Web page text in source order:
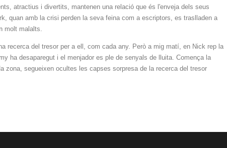
atractius i divertits, mantenen una relació que és l'enveja dels seus
quan amb la crisi perden la seva feina com a escriptors, es traslladen a
molt malalts.
recerca del tresor per a ell, com cada any. Però a mig matí, en Nick rep la
ha desaparegut i el menjador es ple de senyals de lluita. Comença la
zona, segueixen ocultes les capses sorpresa de la recerca del tresor